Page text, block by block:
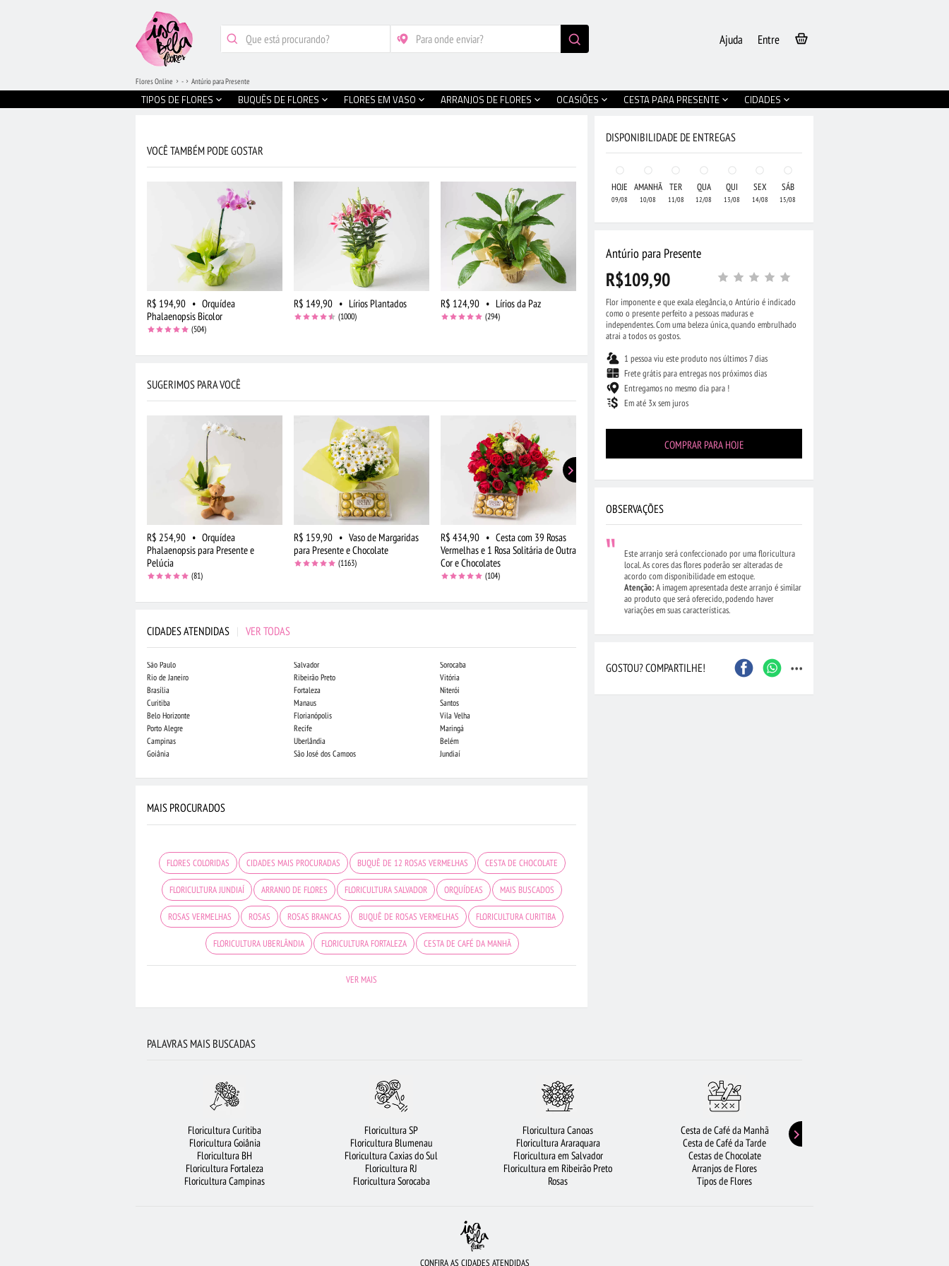
Entre
Ajuda
TIPOS DE FLORES BUQUÊS DE FLORES FLORES EM VASO ARRANJOS DE FLORES OCASIÕES CESTA PARA PRESENTE CIDADES
Flores Online - Antúrio para Presente
VOCÊ TAMBÉM PODE GOSTAR
R$ 194,90 • Orquídea
Phalaenopsis Bicolor
(504)
R$ 149,90 • Lírios Plantados
(1000)
R$ 124,90 • Lírios da Paz
(294)
SUGERIMOS PARA VOCÊ
R$ 254,90 • Orquídea
Phalaenopsis para Presente e
Pelúcia
(81)
R$ 159,90 • Vaso de Margaridas
para Presente e Chocolate
(1163)
R$ 434,90 • Cesta com 39 Rosas
Vermelhas e 1 Rosa Solitária de Outra
Cor e Chocolates
(104)
R$ 149,90
Campo e Astromélias em Tons
(243)
CIDADES ATENDIDAS | VER TODAS
São Paulo
Rio de Janeiro
Brasília
Curitiba
Belo Horizonte
Porto Alegre
Campinas
Goiânia
Salvador
Ribeirão Preto
Fortaleza
Manaus
Florianópolis
Recife
Uberlândia
São José dos Campos
Sorocaba
Vitória
Niterói
Santos
Vila Velha
Maringá
Belém
Jundiaí
Indaiatuba
João Pessoa
Contagem
MAIS PROCURADOS
FLORES COLORIDAS CIDADES MAIS PROCURADAS BUQUÊ DE 12 ROSAS VERMELHAS CESTA DE CHOCOLATE
FLORICULTURA JUNDIAÍ ARRANJO DE FLORES FLORICULTURA SALVADOR ORQUÍDEAS MAIS BUSCADOS
ROSAS VERMELHAS ROSAS ROSAS BRANCAS BUQUÊ DE ROSAS VERMELHAS FLORICULTURA CURITIBA
FLORICULTURA UBERLÂNDIA FLORICULTURA FORTALEZA CESTA DE CAFÉ DA MANHÃ
FLORICULTURA BELÉM FLORES
FLORICULTURA OSASCO
FLORICULTURA SANTO ANDRÉ BUQUÊ DE 20 ROSAS VERMELHAS
FLORICULTURA MANAUS FLORES BRANCAS FLORES DO CAMPO FLORICULTURA RJ
BUQUÊS DE FLORES URSO DE PELÚCIA FLORICULTURA SANTOS
VER MAIS
DISPONIBILIDADE DE ENTREGAS
HOJE
09/08
AMANHÃ
10/08
TER
11/08
QUA
12/08
QUI
13/08
SEX
14/08
SÁB
15/08
Antúrio para Presente
R$109,90
Flor imponente e que exala elegância, o Antúrio é indicado
como o presente perfeito a pessoas maduras e
independentes. Com uma beleza única, quando embrulhado
atrai a todos os gostos.
1 pessoa viu este produto nos últimos 7 dias
Frete grátis para entregas nos próximos dias
Entregamos no mesmo dia para !
Em até 3x sem juros
COMPRAR PARA HOJE
OBSERVAÇÕES
Este arranjo será confeccionado por uma floricultura
local. As cores das flores poderão ser alteradas de
acordo com disponibilidade em estoque.
Atenção:A imagem apresentada deste arranjo é similar
ao produto que será oferecido, podendo haver
variações em suas características.
GOSTOU? COMPARTILHE! ...
PALAVRAS MAIS BUSCADAS
Floricultura Curitiba
Floricultura Goiânia
Floricultura BH
Floricultura Fortaleza
Floricultura Campinas
Floricultura SP
Floricultura Blumenau
Floricultura Caxias do Sul
Floricultura RJ
Floricultura Sorocaba
Floricultura Canoas
Floricultura Araraquara
Floricultura em Salvador
Floricultura em Ribeirão Preto
Rosas
Cesta de Café da Manhã
Cesta de Café da Tarde
Cestas de Chocolate
Arranjos de Flores
Tipos de Flores
CONFIRA AS CIDADES ATENDIDAS